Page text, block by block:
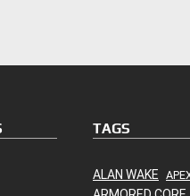
TAGS
ALAN WAKE